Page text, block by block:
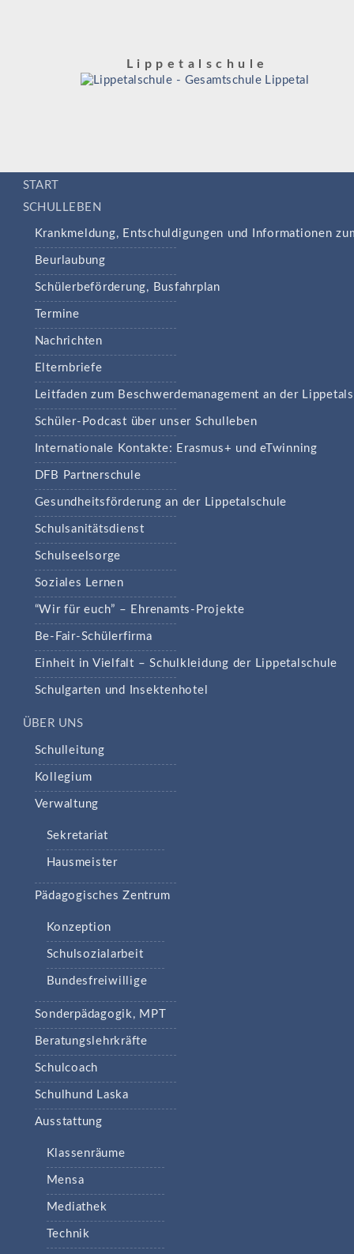
Lippetalschule
START
SCHULLEBEN
Krankmeldung, Entschuldigungen und Informationen
Beurlaubung
Schülerbeförderung, Busfahrplan
Termine
Nachrichten
Elternbriefe
Leitfaden zum Beschwerdemanagement an der
Schüler-Podcast über unser Schulleben
Internationale Kontakte: Erasmus+ und eTwinning
DFB Partnerschule
Gesundheitsförderung an der Lippetalschule
Schulsanitätsdienst
Schulseelsorge
Soziales Lernen
“Wir für euch” – Ehrenamts-Projekte
Be-Fair-Schülerfirma
Einheit in Vielfalt – Schulkleidung der Lippetalschule
Schulgarten und Insektenhotel
ÜBER UNS
Schulleitung
Kollegium
Verwaltung
Sekretariat
Hausmeister
Pädagogisches Zentrum
Konzeption
Schulsozialarbeit
Bundesfreiwillige
Sonderpädagogik, MPT
Beratungslehrkräfte
Schulcoach
Schulhund Laska
Ausstattung
Klassenräume
Mensa
Mediathek
Technik